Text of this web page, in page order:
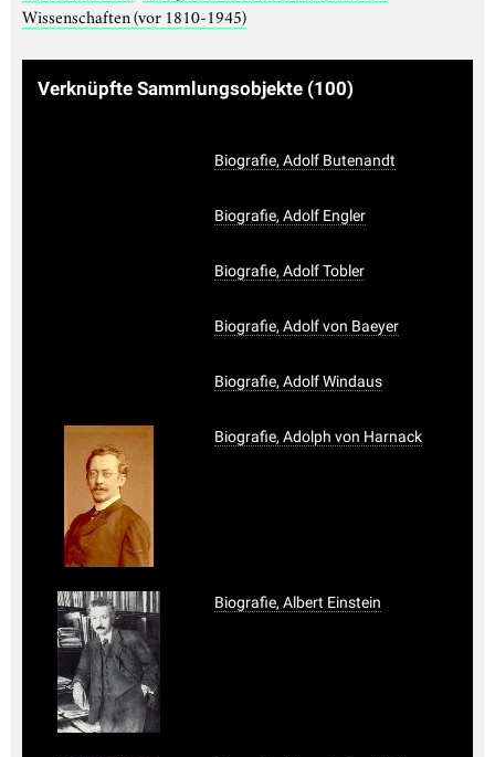
Wissenschaften (vor 1810-1945)
Verknüpfte Sammlungsobjekte (100)
Biografie, Adolf Butenandt
Biografie, Adolf Engler
Biografie, Adolf Tobler
Biografie, Adolf von Baeyer
Biografie, Adolf Windaus
Biografie, Adolph von Harnack
Biografie, Albert Einstein